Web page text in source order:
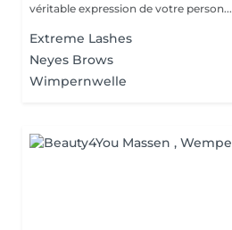
véritable expression de votre person...
Extreme Lashes
Neyes Brows
Wimpernwelle